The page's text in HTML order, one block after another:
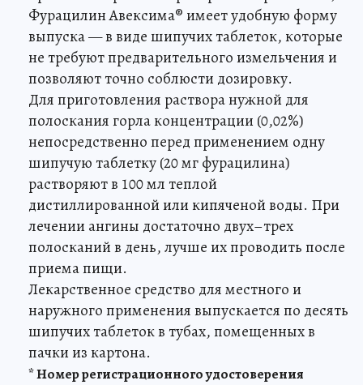
Фурацилин Авексима® имеет удобную форму
выпуска — в виде шипучих таблеток, которые
не требуют предварительного измельчения и
позволяют точно соблюсти дозировку.
Для приготовления раствора нужной для
полоскания горла концентрации (0,02%)
непосредственно перед применением одну
шипучую таблетку (20 мг фурацилина)
растворяют в 100 мл теплой
дистиллированной или кипяченой воды. При
лечении ангины достаточно двух–трех
полосканий в день, лучше их проводить после
приема пищи.
Лекарственное средство для местного и
наружного применения выпускается по десять
шипучих таблеток в тубах, помещенных в
пачки из картона.
* Номер регистрационного удостоверения